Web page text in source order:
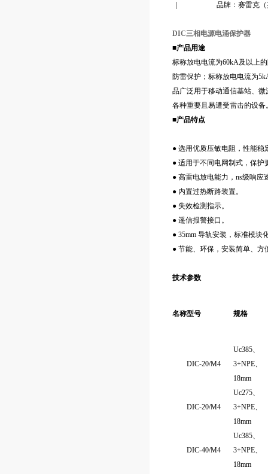
| 品牌：赛雷克（英
DIC三相电源电涌保护器
■产品用途
标称放电电流为60kA及以上
防雷保护；标称放电电流为
品广泛用于移动通信基站、
各种重要且易遭受雷击的设备
■产品特点
● 选用优质压敏电阻，性能稳
● 适用于不同电网制式，保护
● 高雷电放电能力，ns级响应
● 内置过热断路装置。
● 失效检测指示。
● 遥信报警接口。
● 35mm 导轨安装，标准模块
● 节能、环保，安装简单、方
技术参数
名称型号 规格
DIC-20/M4
Uc385、
3+NPE、
18mm
DIC-20/M4
Uc275、
3+NPE、
18mm
DIC-40/M4
Uc385、
3+NPE、
18mm